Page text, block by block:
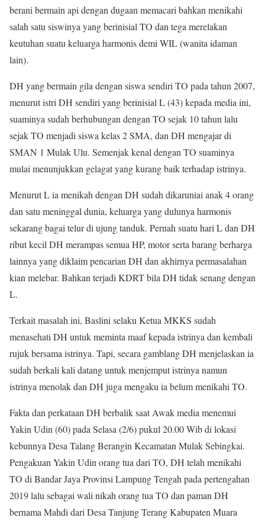
berani bermain api dengan dugaan memacari bahkan menikahi
salah satu siswinya yang berinisial TO dan tega merelakan
keutuhan suatu keluarga harmonis demi WIL (wanita idaman
lain).
DH yang bermain gila dengan siswa sendiri TO pada tahun 2007,
menurut istri DH sendiri yang berinisial L (43) kepada media ini,
suaminya sudah berhubungan dengan TO sejak 10 tahun lalu
sejak TO menjadi siswa kelas 2 SMA, dan DH mengajar di
SMAN 1 Mulak Ulu. Semenjak kenal dengan TO suaminya
mulai menunjukkan gelagat yang kurang baik terhadap istrinya.
Menurut L ia menikah dengan DH sudah dikaruniai anak 4 orang
dan satu meninggal dunia, keluarga yang dulunya harmonis
sekarang bagai telur di ujung tanduk. Pernah suatu hari L dan DH
ribut kecil DH merampas semua HP, motor serta barang berharga
lainnya yang diklaim pencarian DH dan akhirnya permasalahan
kian melebar. Bahkan terjadi KDRT bila DH tidak senang dengan
L.
Terkait masalah ini, Baslini selaku Ketua MKKS sudah
menasehati DH untuk meminta maaf kepada istrinya dan kembali
rujuk bersama istrinya. Tapi, secara gamblang DH menjelaskan ia
sudah berkali kali datang untuk menjemput istrinya namun
istrinya menolak dan DH juga mengaku ia belum menikahi TO.
Fakta dan perkataan DH berbalik saat Awak media menemui
Yakin Udin (60) pada Selasa (2/6) pukul 20.00 Wib di lokasi
kebunnya Desa Talang Berangin Kecamatan Mulak Sebingkai.
Pengakuan Yakin Udin orang tua dari TO, DH telah menikahi
TO di Bandar Jaya Provinsi Lampung Tengah pada pertengahan
2019 lalu sebagai wali nikah orang tua TO dan paman DH
bernama Mahdi dari Desa Tanjung Terang Kabupaten Muara